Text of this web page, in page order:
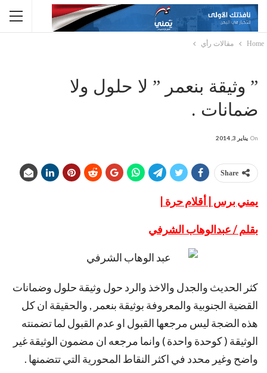
Home مقالات رأي
” وثيقة بنعمر ” لا حلول ولا
ضمانات .
On يناير 3, 2014
Share
يمني برس | أقلام حرة |
بقلم / عبدالوهاب الشرفي
كثر الحديث والجدل والاخذ والرد حول وثيقة حلول وضمانات
القضية الجنوبية والمعروفة بوثيقة بنعمر , والحقيقة ان كل
هذه الضجة ليس مرجعها القبول او عدم القبول لما تضمنته
الوثيقة ( كوحدة واحدة ) وانما مرجعه ان مضمون الوثيقة غير
واضح وغير محدد في اكثر النقاط المحورية التي تتضمنها .